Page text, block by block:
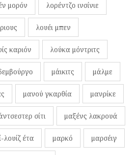
μορόν λορέντζο ινσίνιε
λουέι μπεν
καριόν λούκα μόντριτς
μάικιτς μάλμε
μανού γκαρθία μανρίκε
σίτι μαξένς λακρουά
λουίζ έτα μαρκό μαρσέιγ